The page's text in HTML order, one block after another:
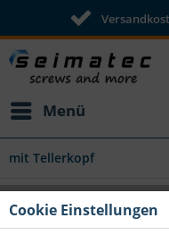
Menü
mit Tellerkopf
Tellerkopf
Cookie Einstellungen